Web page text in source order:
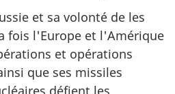
et sa volonté de les
fois l'Europe et l'Amérique
et opérations
que ses missiles
défient les